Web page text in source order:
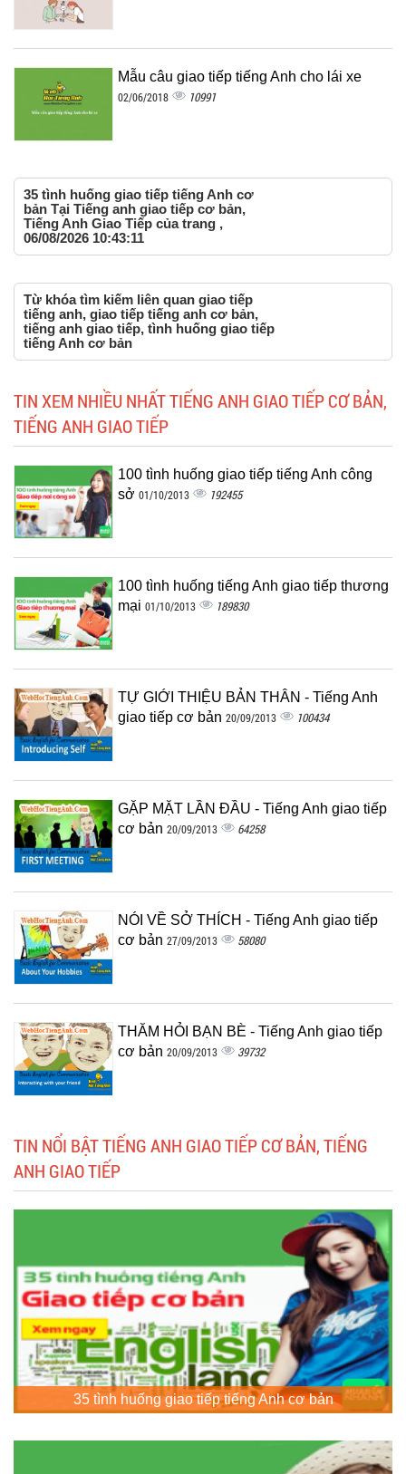
Mẫu câu giao tiếp tiếng Anh cho lái xe
02/06/2018 10991
35 tình huống giao tiếp tiếng Anh cơ
bản Tại Tiếng anh giao tiếp cơ bản,
Tiếng Anh Giao Tiếp của trang ,
06/08/2026 10:43:11
Từ khóa tìm kiếm liên quan giao tiếp
tiếng anh, giao tiếp tiếng anh cơ bản,
tiếng anh giao tiếp, tình huống giao tiếp
tiếng Anh cơ bản
TIN XEM NHIỀU NHẤT TIẾNG ANH GIAO TIẾP CƠ BẢN,
TIẾNG ANH GIAO TIẾP
100 tình huống giao tiếp tiếng Anh công
sở 01/10/2013 192455
100 tình huống tiếng Anh giao tiếp thương
mại 01/10/2013 189830
TỰ GIỚI THIỆU BẢN THÂN - Tiếng Anh
giao tiếp cơ bản 20/09/2013 100434
GẶP MẶT LẦN ĐẦU - Tiếng Anh giao tiếp
cơ bản 20/09/2013 64258
NÓI VỀ SỞ THÍCH - Tiếng Anh giao tiếp
cơ bản 27/09/2013 58080
THĂM HỎI BẠN BÈ - Tiếng Anh giao tiếp
cơ bản 20/09/2013 39732
TIN NỔI BẬT TIẾNG ANH GIAO TIẾP CƠ BẢN, TIẾNG
ANH GIAO TIẾP
35 tình huống giao tiếp tiếng Anh cơ bản